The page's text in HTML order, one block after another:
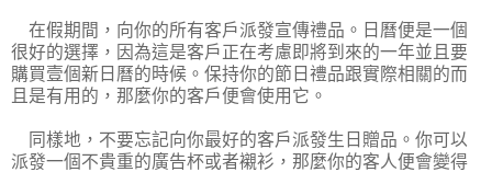
在假期間，向你的所有客戶派發宣傳禮品。日曆便是一個
很好的選擇，因為這是客戶正在考慮即將到來的一年並且要
購買壹個新日曆的時候。保持你的節日禮品跟實際相關的而
且是有用的，那麼你的客戶便會使用它。
同樣地，不要忘記向你最好的客戶派發生日贈品。你可以
派發一個不貴重的廣告杯或者襯衫，那麼你的客人便會變得